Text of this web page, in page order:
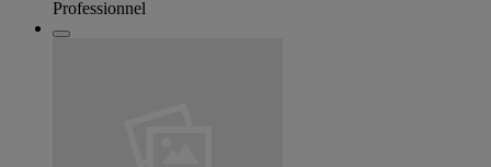
Professionnel